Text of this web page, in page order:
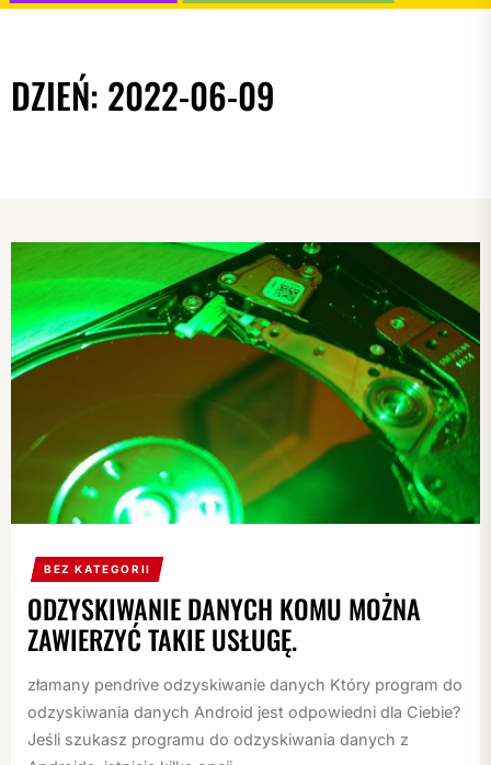
DZIEŃ: 2022-06-09
BEZ KATEGORII
ODZYSKIWANIE DANYCH KOMU MOŻNA
ZAWIERZYĆ TAKIE USŁUGĘ.
złamany pendrive odzyskiwanie danych Który program do
odzyskiwania danych Android jest odpowiedni dla Ciebie?
Jeśli szukasz programu do odzyskiwania danych z